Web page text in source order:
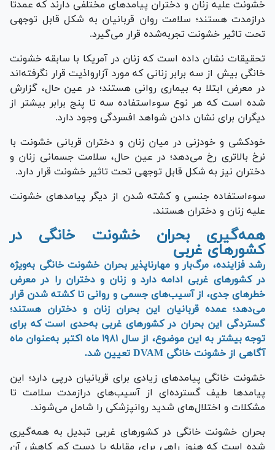
خشونت علیه زنان و دختران پیامد‌های مختلفی دارند که عمدتا
درازمدت هستند؛ سلامت روان قربانیان به شکل قابل توجهی
تحت تاثیر خشونت تجربه‌شده قرار می‌گیرد.
تحقیقات نشان داده است که زنان در آمریکا با سابقه خشونت
خانگی بیش از سه برابر زنانی که مورد آزارواذیت قرار نگرفته‌اند
در معرض ابتلا به بیماری روانی هستند؛ در عین حال، گزارش
شده است که هر نوع سوءاستفاده سه تا پنج برابر بیشتر از
دیگران برای نشان دادن شواهد افسردگی وجود دارد.
خودکشی و خودزنی در میان زنان و دختران قربانی خشونت با
نرخ بالاتری رخ می‌دهد؛ در عین حال، سلامت جسمانی زنان و
دختران نیز به شکل قابل توجهی تحت تاثیر خشونت قرار دارد.
سوءاستفاده جنسی و کشته شدن از دیگر پیامد‌های خشونت
علیه زنان و دختران هستند.
همه‌گیری بحران خشونت خانگی در
کشورهای غربی
رشد فزاینده، مرگ‌بار و مهارناپذیر بحران خشونت خانگی به‌ویژه
در کشور‌های غربی ادامه دارد و زنان و دختران را در معرض
خطر‌های جدی، از آسیب‌های جسمی و روانی تا کشته شدن قرار
می‌دهد؛ عمده قربانیان این بحران زنان و دختران هستند؛
گستردگی این بحران در کشور‌های غربی به‌حدی است که برای
توجه بیشتر به این موضوع، از سال ۱۹۸۱ ماه اکتبر به‌عنوان ماه
آگاهی از خشونت خانگی DVAM تعیین شد.
خشونت خانگی پیامد‌های زیادی برای قربانیان درپی دارد؛ این
پیامد‌ها طیف گسترده‌ای از آسیب‌های درازمدت سلامت تا
مشکلات و اختلال‌های شدید روانپزشکی را شامل می‌شوند.
بحران خشونت خانگی در کشور‌های غربی تبدیل به همه‌گیری‌
شده است که هنوز راهی برای مقابله یا دست کم کاهش آن